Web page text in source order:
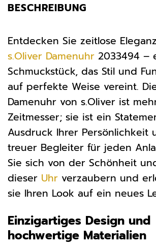
BESCHREIBUNG
Entdecken Sie zeitlose
s.Oliver Damenuhr 2033494 –
Schmuckstück, das Stil und
auf perfekte Weise vereint.
Damenuhr von s.Oliver ist
Zeitmesser; sie ist ein
Ausdruck Ihrer Persönlichkeit
treuer Begleiter für jeden
Sie sich von der Schönheit
dieser Uhr verzaubern und
sie Ihren Look auf ein neues
Einzigartiges Design und
hochwertige Materialien